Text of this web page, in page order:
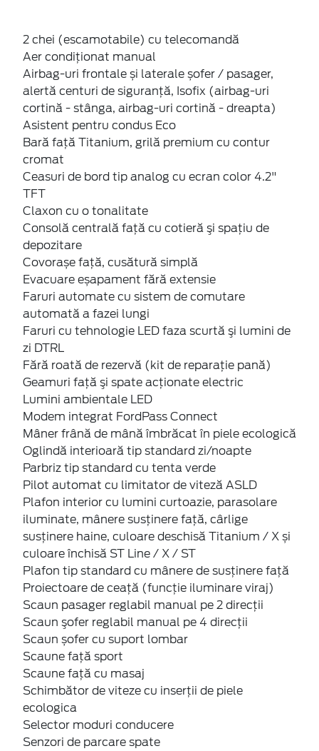
2 chei (escamotabile) cu telecomandă
Aer condiţionat manual
Airbag-uri frontale și laterale șofer / pasager,
alertă centuri de siguranță, Isofix (airbag-uri
cortină - stânga, airbag-uri cortină - dreapta)
Asistent pentru condus Eco
Bară față Titanium, grilă premium cu contur
cromat
Ceasuri de bord tip analog cu ecran color 4.2"
TFT
Claxon cu o tonalitate
Consolă centrală față cu cotieră şi spaţiu de
depozitare
Covorașe față, cusătură simplă
Evacuare eșapament fără extensie
Faruri automate cu sistem de comutare
automată a fazei lungi
Faruri cu tehnologie LED faza scurtă şi lumini de
zi DTRL
Fără roată de rezervă (kit de reparaţie pană)
Geamuri faţă şi spate acţionate electric
Lumini ambientale LED
Modem integrat FordPass Connect
Mâner frână de mână îmbrăcat în piele ecologică
Oglindă interioară tip standard zi/noapte
Parbriz tip standard cu tenta verde
Pilot automat cu limitator de viteză ASLD
Plafon interior cu lumini curtoazie, parasolare
iluminate, mânere susținere față, cârlige
susținere haine, culoare deschisă Titanium / X și
culoare închisă ST Line / X / ST
Plafon tip standard cu mânere de susţinere faţă
Proiectoare de ceaţă (funcție iluminare viraj)
Scaun pasager reglabil manual pe 2 direcții
Scaun şofer reglabil manual pe 4 direcții
Scaun șofer cu suport lombar
Scaune faţă sport
Scaune faţă cu masaj
Schimbător de viteze cu inserţii de piele
ecologica
Selector moduri conducere
Senzori de parcare spate